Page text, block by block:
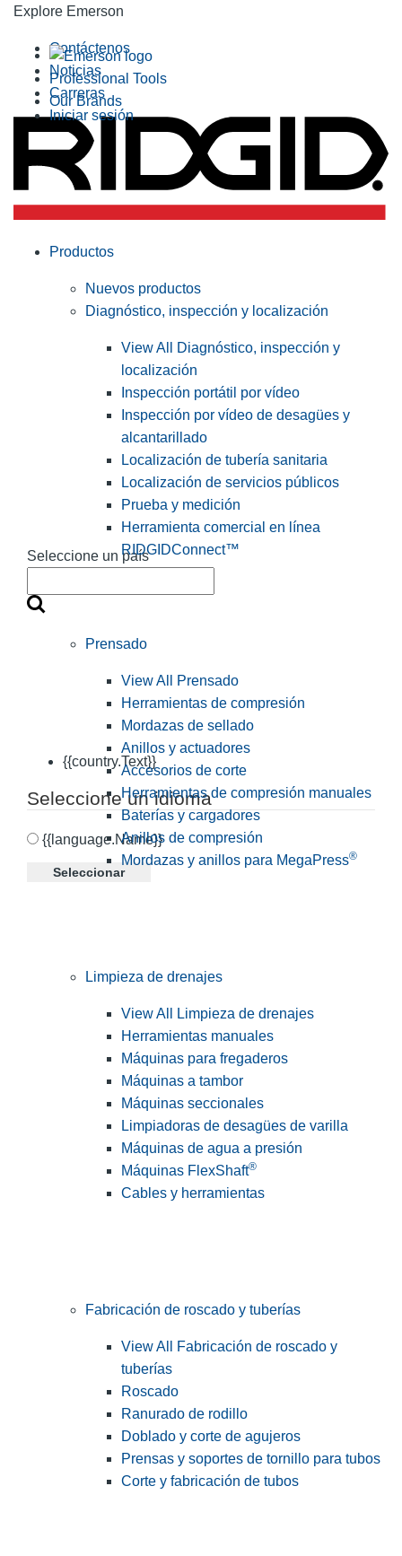
Explore Emerson
Professional Tools
Our Brands
Contáctenos
Noticias
Carreras
Iniciar sesión
Seleccione un país
{{country.Text}}
Seleccione un idioma
{{language.Name}}
Seleccionar
Productos
Nuevos productos
Diagnóstico, inspección y localización
View All Diagnóstico, inspección y
localización
Inspección portátil por vídeo
Inspección por vídeo de desagües y
alcantarillado
Localización de tubería sanitaria
Localización de servicios públicos
Prueba y medición
Herramienta comercial en línea
RIDGIDConnect™
Prensado
View All Prensado
Herramientas de compresión
Mordazas de sellado
Anillos y actuadores
Accesorios de corte
Herramientas de compresión manuales
Baterías y cargadores
Anillos de compresión
Mordazas y anillos para MegaPress®
Limpieza de drenajes
View All Limpieza de drenajes
Herramientas manuales
Máquinas para fregaderos
Máquinas a tambor
Máquinas seccionales
Limpiadoras de desagües de varilla
Máquinas de agua a presión
Máquinas FlexShaft®
Cables y herramientas
Fabricación de roscado y tuberías
View All Fabricación de roscado y
tuberías
Roscado
Ranurado de rodillo
Doblado y corte de agujeros
Prensas y soportes de tornillo para tubos
Corte y fabricación de tubos